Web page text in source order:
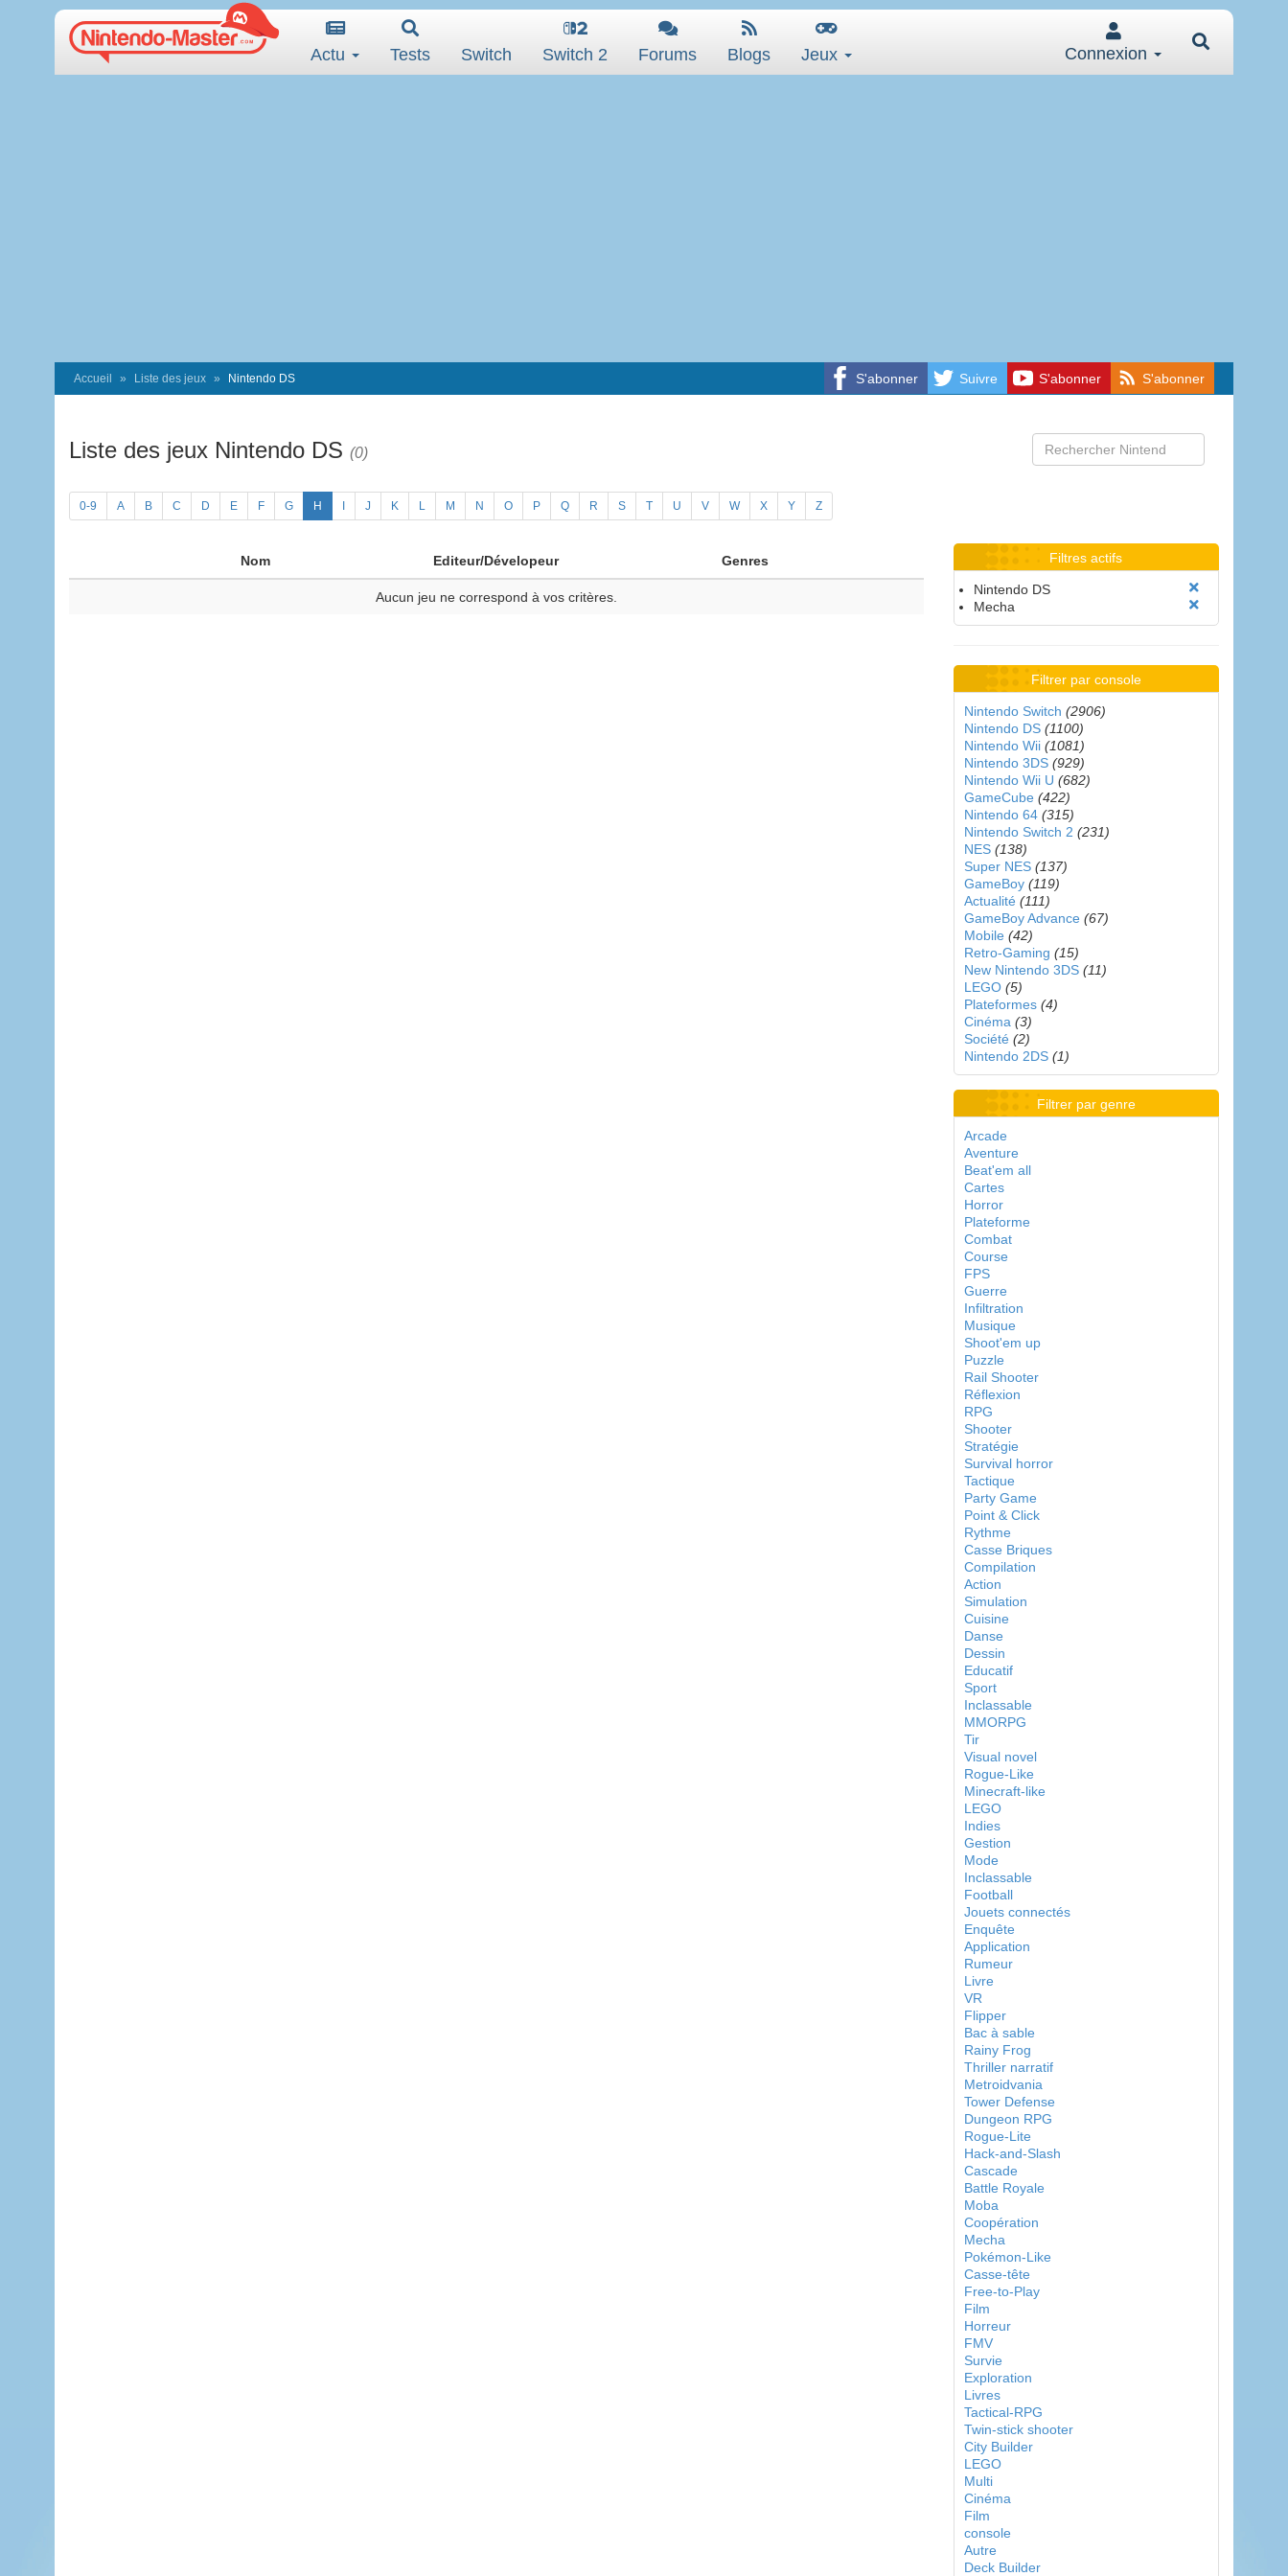
Actu Tests Switch Switch 2 Forums Blogs Jeux Connexion
S'abonner Suivre S'abonner S'abonner
Accueil Liste des jeux Nintendo DS
Liste des jeux Nintendo DS (0)
0-9 A B C D E F G H J K L M N O P Q R S T U V W X Y Z
Nom Editeur/Dévelopeur Genres
Aucun jeu ne correspond à vos critères.
Filtres actifs
Nintendo DS
Mecha
Filtrer par console
Nintendo Switch (2906)
Nintendo DS (1100)
Nintendo Wii (1081)
Nintendo 3DS (929)
Nintendo Wii U (682)
GameCube (422)
Nintendo 64 (315)
Nintendo Switch 2 (231)
NES (138)
Super NES (137)
GameBoy (119)
Actualité (111)
GameBoy Advance (67)
Mobile (42)
Retro-Gaming (15)
New Nintendo 3DS (11)
LEGO (5)
Plateformes (4)
Cinéma (3)
Société (2)
Nintendo 2DS (1)
Filtrer par genre
Arcade
Aventure
Beat'em all
Cartes
Horror
Plateforme
Combat
Course
FPS
Guerre
Infiltration
Musique
Shoot'em up
Puzzle
Rail Shooter
Réflexion
RPG
Shooter
Stratégie
Survival horror
Tactique
Party Game
Point & Click
Rythme
Casse Briques
Compilation
Action
Simulation
Cuisine
Danse
Dessin
Educatif
Sport
Inclassable
MMORPG
Tir
Visual novel
Rogue-Like
Minecraft-like
LEGO
Indies
Gestion
Mode
Inclassable
Football
Jouets connectés
Enquête
Application
Rumeur
Livre
VR
Flipper
Bac à sable
Rainy Frog
Thriller narratif
Metroidvania
Tower Defense
Dungeon RPG
Rogue-Lite
Hack-and-Slash
Cascade
Battle Royale
Moba
Coopération
Mecha
Pokémon-Like
Casse-tête
Free-to-Play
Film
Horreur
FMV
Survie
Exploration
Livres
Tactical-RPG
Twin-stick shooter
City Builder
LEGO
Multi
Cinéma
Film
console
Autre
Deck Builder